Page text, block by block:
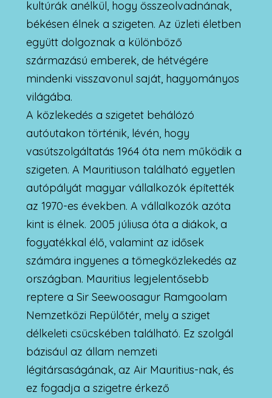
kultúrák anélkül, hogy összeolvadnának,
békésen élnek a szigeten. Az üzleti életben
együtt dolgoznak a különböző
származású emberek, de hétvégére
mindenki visszavonul saját, hagyományos
világába.
A közlekedés a szigetet behálózó
autóutakon történik, lévén, hogy
vasútszolgáltatás 1964 óta nem működik a
szigeten. A Mauritiuson található egyetlen
autópályát magyar vállalkozók építették
az 1970-es években. A vállalkozók azóta
kint is élnek. 2005 júliusa óta a diákok, a
fogyatékkal élő, valamint az idősek
számára ingyenes a tömegközlekedés az
országban. Mauritius legjelentősebb
reptere a Sir Seewoosagur Ramgoolam
Nemzetközi Repülőtér, mely a sziget
délkeleti csücskében található. Ez szolgál
bázisául az állam nemzeti
légitársaságának, az Air Mauritius-nak, és
ez fogadja a szigetre érkező